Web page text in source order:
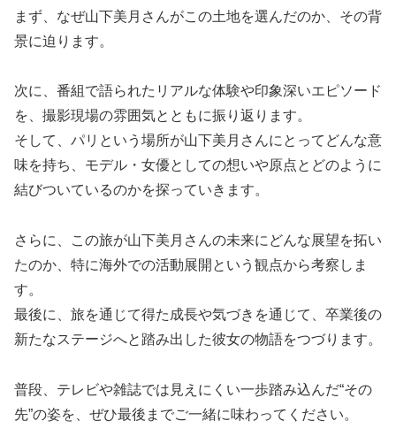
まず、なぜ山下美月さんがこの土地を選んだのか、その背
景に迫ります。
次に、番組で語られたリアルな体験や印象深いエピソード
を、撮影現場の雰囲気とともに振り返ります。
そして、パリという場所が山下美月さんにとってどんな意
味を持ち、モデル・女優としての想いや原点とどのように
結びついているのかを探っていきます。
さらに、この旅が山下美月さんの未来にどんな展望を拓い
たのか、特に海外での活動展開という観点から考察しま
す。
最後に、旅を通じて得た成長や気づきを通じて、卒業後の
新たなステージへと踏み出した彼女の物語をつづります。
普段、テレビや雑誌では見えにくい一歩踏み込んだ“その
先”の姿を、ぜひ最後までご一緒に味わってください。